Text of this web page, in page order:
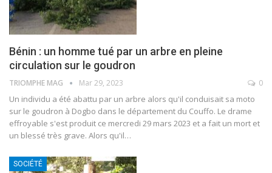
Bénin : un homme tué par un arbre en pleine
circulation sur le goudron
TRIOMPHE MAG Mar 29, 2023 0
Un individu a été abattu par un arbre alors qu'il conduisait sa moto
sur le goudron à Dogbo dans le département du Couffo. Le drame
effroyable s'est produit ce mercredi 29 mars 2023 et a fait un mort et
un blessé très grave. Alors qu'il…
SOCIÉTÉ